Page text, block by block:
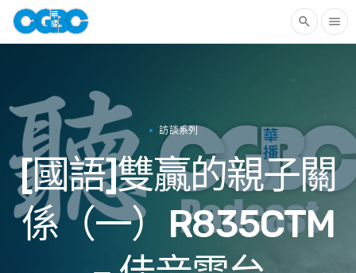
search menu
訪談系列
[國語]雙贏的親子關
係（一）R835CTM